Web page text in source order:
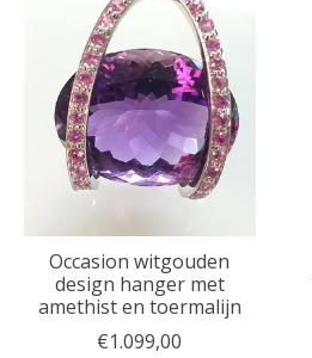
Occasion witgouden
design hanger met
amethist en toermalijn
€1.099,00